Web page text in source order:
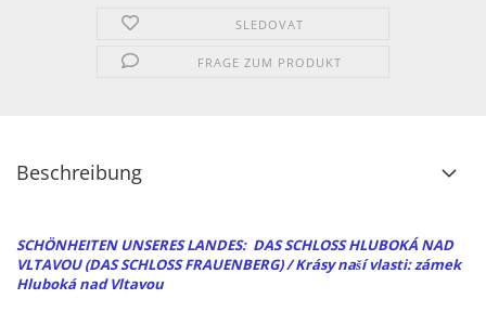
SLEDOVAT
FRAGE ZUM PRODUKT
Beschreibung
SCHÖNHEITEN UNSERES LANDES: DAS SCHLOSS HLUBOKÁ NAD
VLTAVOU (DAS SCHLOSS FRAUENBERG) / Krásy naší vlasti: zámek
Hluboká nad Vltavou